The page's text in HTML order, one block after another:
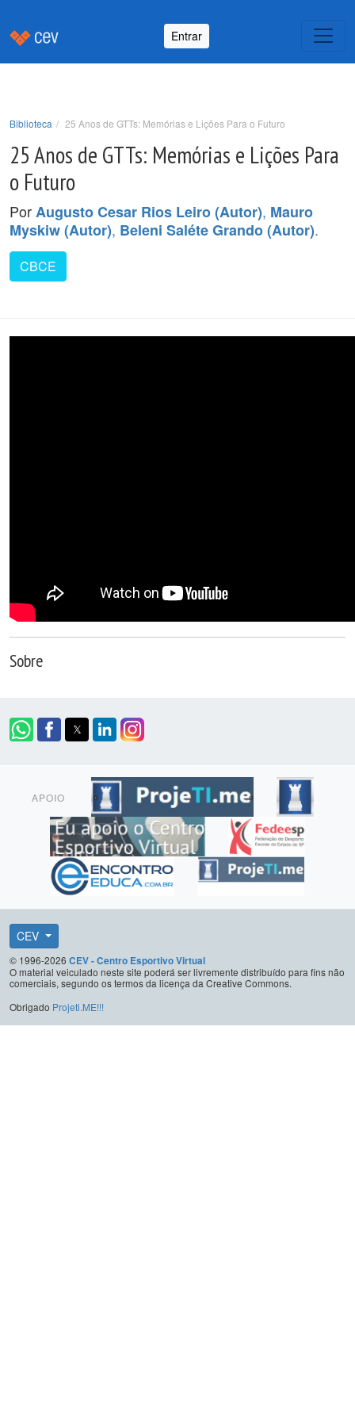
Entrar
Biblioteca 25 Anos de GTTs: Memórias e Lições Para o Futuro
25 Anos de GTTs: Memórias e Lições Para
o Futuro
PorAugusto Cesar Rios Leiro (Autor), Mauro
Myskiw (Autor), Beleni Saléte Grando (Autor).
CBCE
Sobre
APOIO
CEV
© 1996-2026 CEV - Centro Esportivo Virtual
O material veiculado neste site poderá ser livremente distribuído para fins não
comerciais, segundo os termos da licença da Creative Commons.
Obrigado Projeti.ME!!!